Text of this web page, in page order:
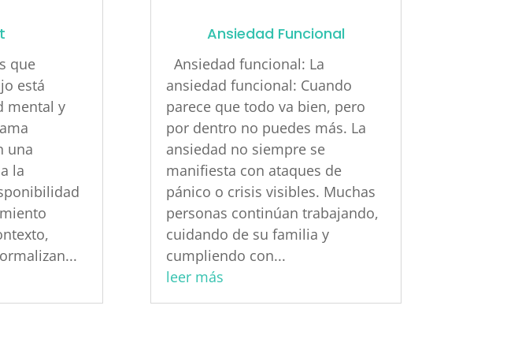
que
está
mental y
una
la
Ansiedad Funcional
Ansiedad funcional: La
ansiedad funcional: Cuando
parece que todo va bien, pero
por dentro no puedes más. La
ansiedad no siempre se
manifiesta con ataques de
pánico o crisis visibles. Muchas
personas continúan trabajando,
cuidando de su familia y
cumpliendo con...
leer más